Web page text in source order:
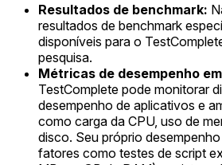
Resultados de benchmark:
resultados de benchmark
disponíveis para o
pesquisa.
Métricas de desempenho
TestComplete pode monitorar
desempenho de aplicativos e
como carga da CPU, uso de
disco. Seu próprio
fatores como testes de script